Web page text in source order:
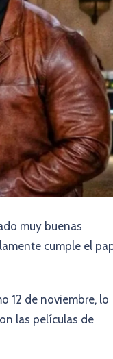
muy buenas
cumple el
12 de noviembre, lo
las películas de